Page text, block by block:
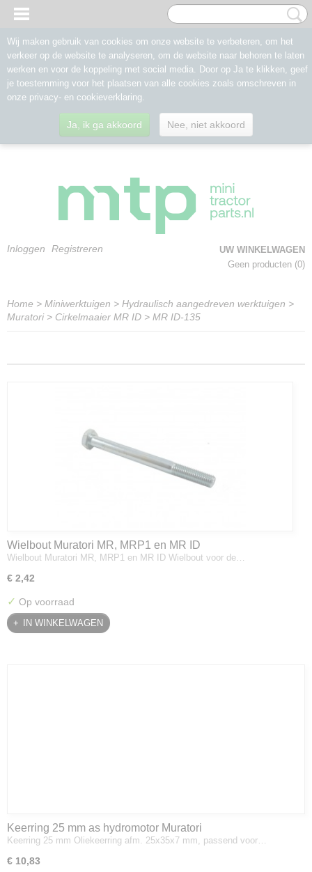
Inloggen Registreren
UW WINKELWAGEN
Geen producten (0)
Home > Miniwerktuigen > Hydraulisch aangedreven werktuigen >
Muratori> Cirkelmaaier MR ID > MR ID-135
Wielbout Muratori MR, MRP1 en MR ID
Wielbout Muratori MR, MRP1 en MR ID Wielbout voor de…
€ 2,42
✓ Op voorraad
IN WINKELWAGEN
Keerring 25 mm as hydromotor Muratori
Keerring 25 mm Oliekeerring afm. 25x35x7 mm, passend voor…
€ 10,83
Wij maken gebruik van cookies om onze website te verbeteren, om het
verkeer op de website te analyseren, om de website naar behoren te laten
werken en voor de koppeling met social media. Door op Ja te klikken, geef
je toestemming voor het plaatsen van alle cookies zoals omschreven in
onze privacy- en cookieverklaring.
Ja, ik ga akkoord Nee, niet akkoord